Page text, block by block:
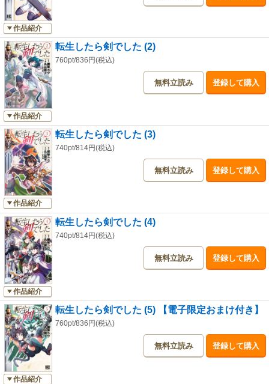
作品紹介
作品紹介
転生したら剣でした (2)
760pt/836円(税込)
無料立読み 登録して購入
作品紹介
転生したら剣でした (3)
740pt/814円(税込)
無料立読み 登録して購入
作品紹介
転生したら剣でした (4)
740pt/814円(税込)
無料立読み 登録して購入
作品紹介
転生したら剣でした (5) 【電子限定おまけ付き】
760pt/836円(税込)
無料立読み 登録して購入